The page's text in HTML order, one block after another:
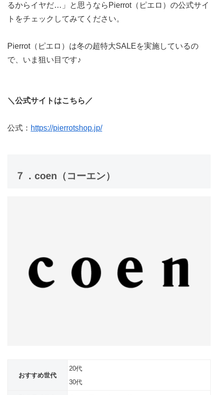
るからイヤだ…」と思うならPierrot（ピエロ）の公式サイ
トをチェックしてみてください。
Pierrot（ピエロ）は冬の超特大SALEを実施しているの
で、いま狙い目です♪
＼公式サイトはこちら／
公式： https://pierrotshop.jp/
７．coen（コーエン）
おすすめ世代
20代
30代